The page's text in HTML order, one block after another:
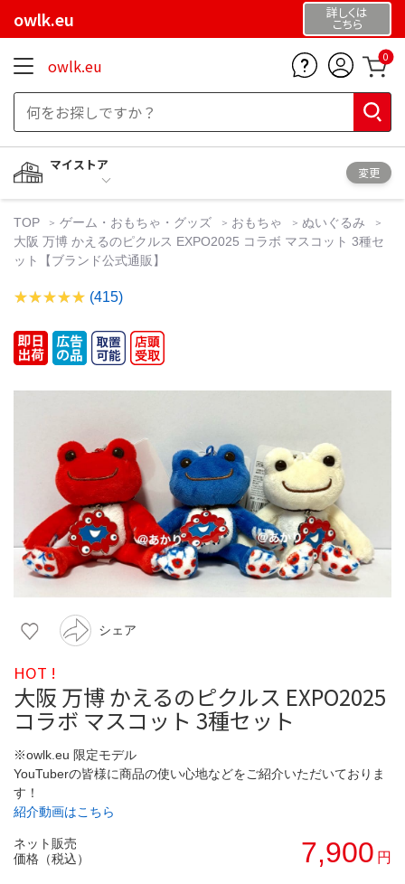
owlk.eu 詳しくは
こちら
owlk.eu 0
マイストア
変更
TOP ゲーム・おもちゃ・グッズ おもちゃ
ぬいぐるみ
大阪 万博 かえるのピクルス EXPO2025 コラボ マスコット 3種セ
ット【ブランド公式通販】
(415)
シェア
HOT !
大阪 万博 かえるのピクルス EXPO2025
コラボ マスコット 3種セット
※owlk.eu 限定モデル
YouTuberの皆様に商品の使い心地などをご紹介いただいておりま
す！
紹介動画はこちら
ネット販売
価格（税込）
7,900 円